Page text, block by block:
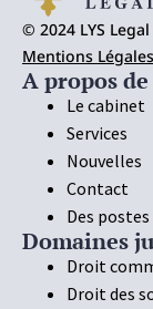
© 2024 LYS Legal
Mentions Légales
A propos de
Le cabinet
Services
Nouvelles
Contact
Des
Domaines
Droit
Droit des